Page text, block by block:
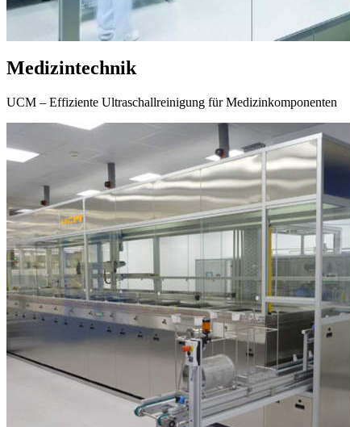
Medizintechnik
UCM – Effiziente Ultraschallreinigung für Medizinkomponenten